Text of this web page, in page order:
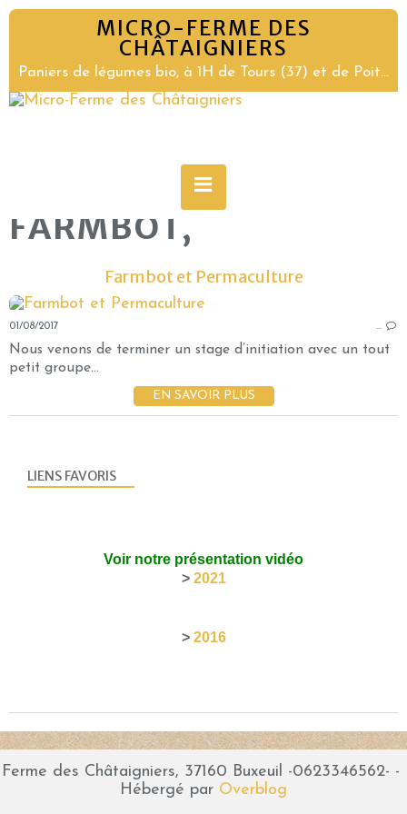
MICRO-FERME DES
CHÂTAIGNIERS
Paniers de légumes bio, à 1H de Tours (37) et de Poitiers (86)
FARMBOT,
Farmbot et Permaculture
01/08/2017 …
Nous venons de terminer un stage d’initiation avec un tout
petit groupe...
EN SAVOIR PLUS
LIENS FAVORIS
Voir notre présentation vidéo
> 2021
> 2016
Ferme des Châtaigniers, 37160 Buxeuil -0623346562- -
Hébergé par Overblog